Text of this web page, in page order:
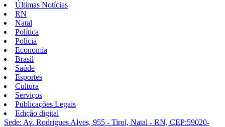
Últimas Notícias
RN
Natal
Política
Polícia
Economia
Brasil
Saúde
Esportes
Cultura
Serviços
Publicações Legais
Edição digital
Sede: Av. Rodrigues Alves, 955 - Tirol, Natal - RN, CEP:59020-